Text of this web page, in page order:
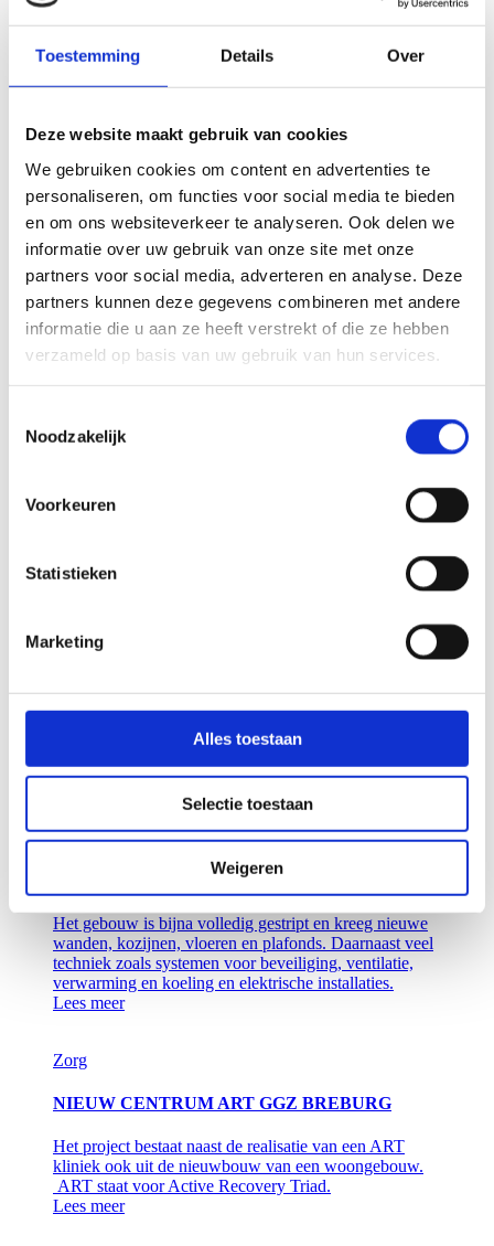
Toestemming Details Over
Deze website maakt gebruik van cookies
We gebruiken cookies om content en advertenties te
personaliseren, om functies voor social media te bieden
en om ons websiteverkeer te analyseren. Ook delen we
informatie over uw gebruik van onze site met onze
partners voor social media, adverteren en analyse. Deze
partners kunnen deze gegevens combineren met andere
informatie die u aan ze heeft verstrekt of die ze hebben
verzameld op basis van uw gebruik van hun services.
Noodzakelijk
Voorkeuren
Statistieken
Marketing
Alles toestaan
Selectie toestaan
Weigeren
Zorg Onderwijs en wetenschap
RESEARCHGEBOUW T NKI-AVL
vloeroppervlakte. Het NKI-AVL omvat een centrum
voor wetenschappelijk onderzoek naar kanker en een
oncologisch ziekenhuis.
Lees meer
MEDISCH PSYCHIATRISCHE UNIT
RADBOUDUMC NIJMEGEN
Psychiatrie werd Radboudumc het eerste ziekenhuis in
Nederland met een kliniek die met een High&Intensive
Care de optimale zorg aan psychiatrische patiënten kan
Lees meer
OK-complex en revalidatieafdeling met daarin een
revalidatiedagbehandeling.
ALEXANDER MONRO ZIEKENHUIS
Het gebouw is bijna volledig gestript en kreeg nieuwe
wanden, kozijnen, vloeren en plafonds. Daarnaast veel
techniek zoals systemen voor beveiliging, ventilatie,
verwarming en koeling en elektrische installaties.
Lees meer
Zorg
NIEUW CENTRUM ART GGZ BREBURG
Het project bestaat naast de realisatie van een ART
kliniek ook uit de nieuwbouw van een woongebouw.
ART staat voor Active Recovery Triad.
Lees meer